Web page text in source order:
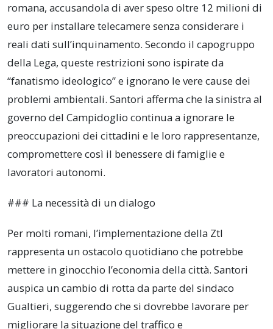
romana, accusandola di aver speso oltre 12 milioni di
euro per installare telecamere senza considerare i
reali dati sull’inquinamento. Secondo il capogruppo
della Lega, queste restrizioni sono ispirate da
“fanatismo ideologico” e ignorano le vere cause dei
problemi ambientali. Santori afferma che la sinistra al
governo del Campidoglio continua a ignorare le
preoccupazioni dei cittadini e le loro rappresentanze,
compromettere così il benessere di famiglie e
lavoratori autonomi.
### La necessità di un dialogo
Per molti romani, l’implementazione della Ztl
rappresenta un ostacolo quotidiano che potrebbe
mettere in ginocchio l’economia della città. Santori
auspica un cambio di rotta da parte del sindaco
Gualtieri, suggerendo che si dovrebbe lavorare per
migliorare la situazione del traffico e